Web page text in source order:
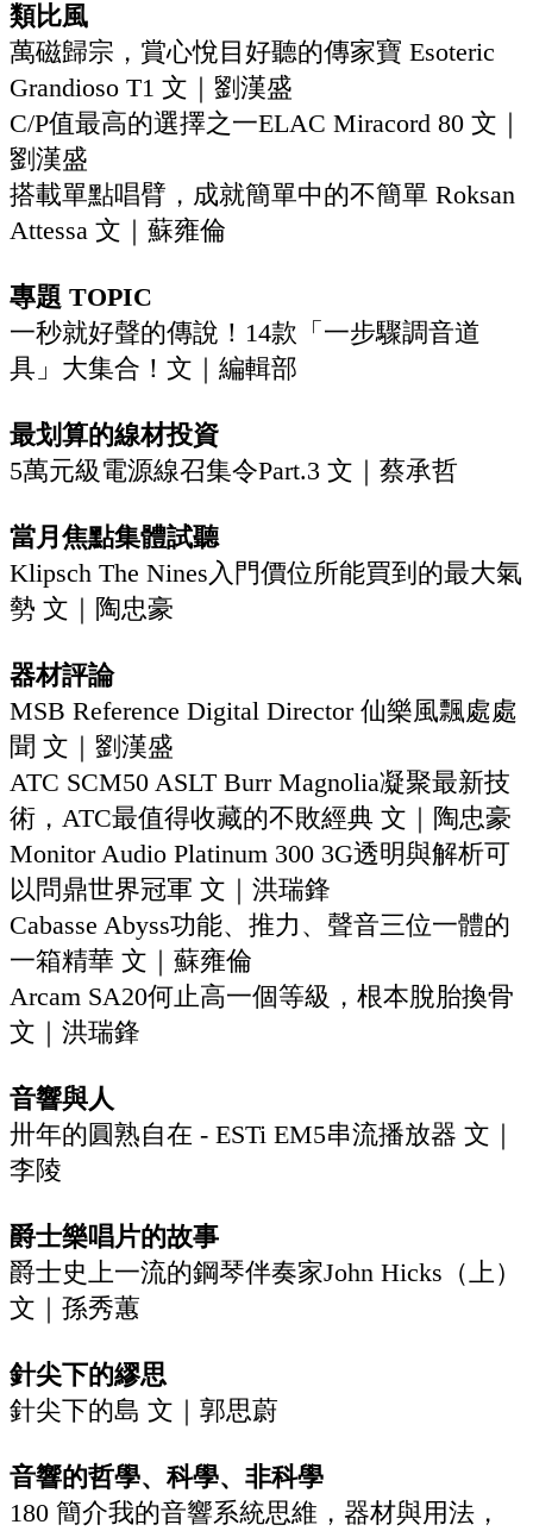
類比風
萬磁歸宗，賞心悅目好聽的傳家寶 Esoteric
Grandioso T1‭ ‬文｜劉漢盛
C/P值最高的選擇之一ELAC Miracord 80‭ ‬文｜
劉漢盛
搭載單點唱臂，成就簡單中的不簡單 Roksan
Attessa‭ ‬文｜蘇雍倫
專題‭ ‬TOPIC
一秒就好聲的傳說！14款「一步驟調音道
具」大集合！文｜編輯部
最划算的線材投資
5萬元級電源線召集令Part.3 文｜蔡承哲
當月焦點集體試聽‭ ‬
‬Klipsch The Nines入門價位所能買到的最大氣
勢 ‬文｜陶忠豪
器材評論
MSB Reference Digital Director 仙樂風飄處處
聞 文｜劉漢盛
ATC SCM50‭ ‬ASLT Burr Magnolia凝聚最新技
術，ATC最值得收藏的不敗經典 文｜陶忠豪
‬Monitor Audio Platinum 300‭ ‬3G透明與解析可
以問鼎世界冠軍 文｜洪瑞鋒
‬Cabasse Abyss功能、推力、聲音三位一體的
一箱精華‭ ‬文｜蘇雍倫
‬Arcam SA20何止高一個等級，根本脫胎換骨‭ ‬
文｜洪瑞鋒
音響與人
‬卅年的圓熟自在‭ - ‬ESTi EM5串流播放器‭ ‬文｜
李陵
爵士樂唱片的故事
‬爵士史上一流的鋼琴伴奏家John Hicks（上）‭
‬文｜孫秀蕙
針尖下的繆思
‬針尖下的島‭ ‬文｜郭思蔚
音響的哲學、科學、非科學
180‭ ‬簡介我的音響系統思維，器材與用法，